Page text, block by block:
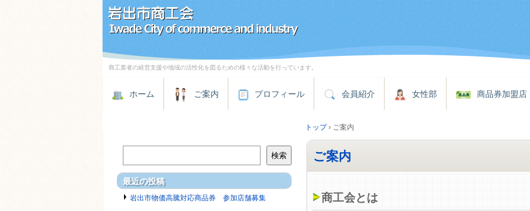
商工業者の経営支援や地域の活性化を図るための様々な活動を行っています。
ホーム ご案内 プロフィール 会員紹介 女性部 商品券加盟店
トップ › ご案内
ご案内
商工会とは
検索
最近の投稿
岩出市物価高騰対応商品券 参加店舗募集